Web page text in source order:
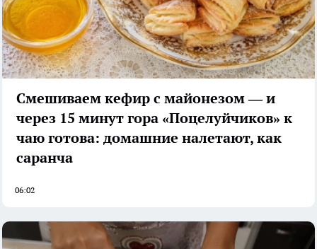
Смешиваем кефир с майонезом — и
через 15 минут гора «Поцелуйчиков» к
чаю готова: домашние налетают, как
саранча
06:02